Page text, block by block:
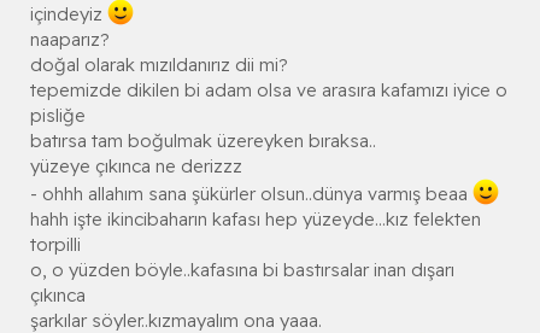
içindeyiz
naaparız?
doğal olarak mızıldanırız dii mi?
tepemizde dikilen bi adam olsa ve arasıra kafamızı iyice o
pisliğe
batırsa tam boğulmak üzereyken bıraksa..
yüzeye çıkınca ne derizzz
- ohhh allahım sana şükürler olsun..dünya varmış beaa
hahh işte ikincibaharın kafası hep yüzeyde...kız felekten
torpilli
o, o yüzden böyle..kafasına bi bastırsalar inan dışarı
çıkınca
şarkılar söyler..kızmayalım ona yaaa.